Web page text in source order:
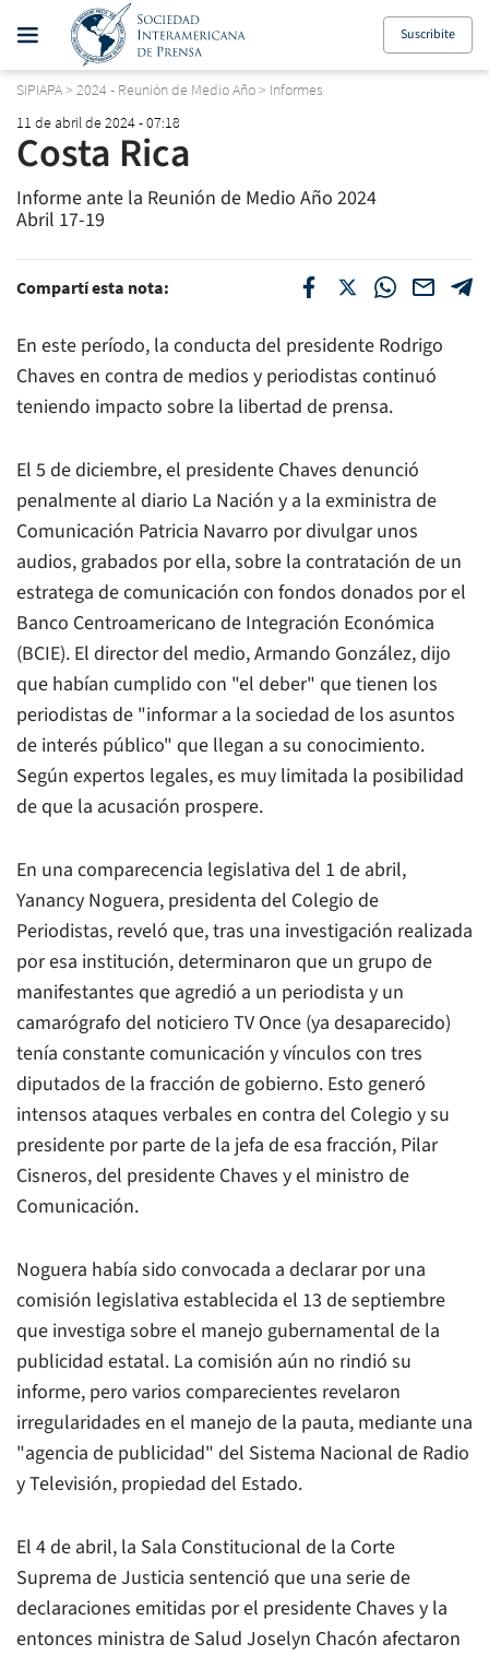
Suscribite
SIPIAPA> 2024 - Reunión de Medio Año> Informes
11 de abril de 2024 - 07:18
Costa Rica
Informe ante la Reunión de Medio Año 2024
Abril 17-19
Compartí esta nota:
En este período, la conducta del presidente Rodrigo
Chaves en contra de medios y periodistas continuó
teniendo impacto sobre la libertad de prensa.
El 5 de diciembre, el presidente Chaves denunció
penalmente al diario La Nación y a la exministra de
Comunicación Patricia Navarro por divulgar unos
audios, grabados por ella, sobre la contratación de un
estratega de comunicación con fondos donados por el
Banco Centroamericano de Integración Económica
(BCIE). El director del medio, Armando González, dijo
que habían cumplido con "el deber" que tienen los
periodistas de "informar a la sociedad de los asuntos
de interés público" que llegan a su conocimiento.
Según expertos legales, es muy limitada la posibilidad
de que la acusación prospere.
En una comparecencia legislativa del 1 de abril,
Yanancy Noguera, presidenta del Colegio de
Periodistas, reveló que, tras una investigación realizada
por esa institución, determinaron que un grupo de
manifestantes que agredió a un periodista y un
camarógrafo del noticiero TV Once (ya desaparecido)
tenía constante comunicación y vínculos con tres
diputados de la fracción de gobierno. Esto generó
intensos ataques verbales en contra del Colegio y su
presidente por parte de la jefa de esa fracción, Pilar
Cisneros, del presidente Chaves y el ministro de
Comunicación.
Noguera había sido convocada a declarar por una
comisión legislativa establecida el 13 de septiembre
que investiga sobre el manejo gubernamental de la
publicidad estatal. La comisión aún no rindió su
informe, pero varios comparecientes revelaron
irregularidades en el manejo de la pauta, mediante una
"agencia de publicidad" del Sistema Nacional de Radio
y Televisión, propiedad del Estado.
El 4 de abril, la Sala Constitucional de la Corte
Suprema de Justicia sentenció que una serie de
declaraciones emitidas por el presidente Chaves y la
entonces ministra de Salud Joselyn Chacón afectaron